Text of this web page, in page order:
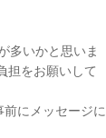
多いかと思いま
担をお願いして
にメッセージに